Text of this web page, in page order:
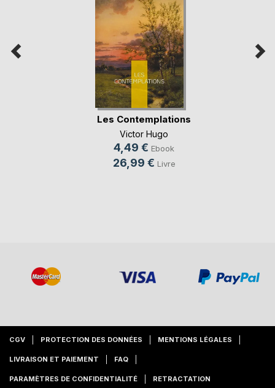
Les Contemplations
Victor Hugo
4,49 € Ebook
26,99 € Livre
CGV PROTECTION DES DONNÉES MENTIONS LÉGALES
LIVRAISON ET PAIEMENT FAQ
PARAMÈTRES DE CONFIDENTIALITÉ RETRACTATION